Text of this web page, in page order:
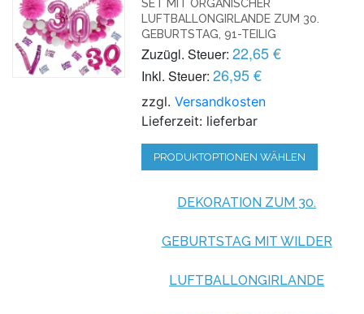
SET MIT ORGANISCHER
LUFTBALLONGIRLANDE ZUM 30.
GEBURTSTAG, 91-TEILIG
Zuzügl. Steuer: 22,65 €
Inkl. Steuer: 26,95 €
zzgl.Versandkosten
Lieferzeit: lieferbar
PRODUKTOPTIONEN WÄHLEN
DEKORATION ZUM 30.
GEBURTSTAG MIT WILDER
LUFTBALLONGIRLANDE